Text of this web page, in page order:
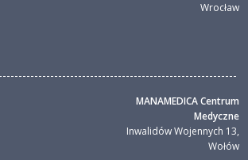
Wrocław
MANAMEDICA Centrum
Medyczne
Inwalidów Wojennych 13,
Wołów